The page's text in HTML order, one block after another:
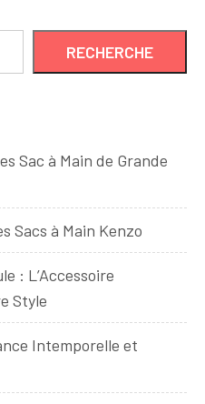
RECHERCHE
Sac à Main de Grande
Sacs à Main Kenzo
: L’Accessoire
Style
Intemporelle et